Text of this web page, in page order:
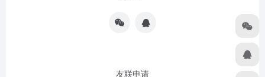
友联申请